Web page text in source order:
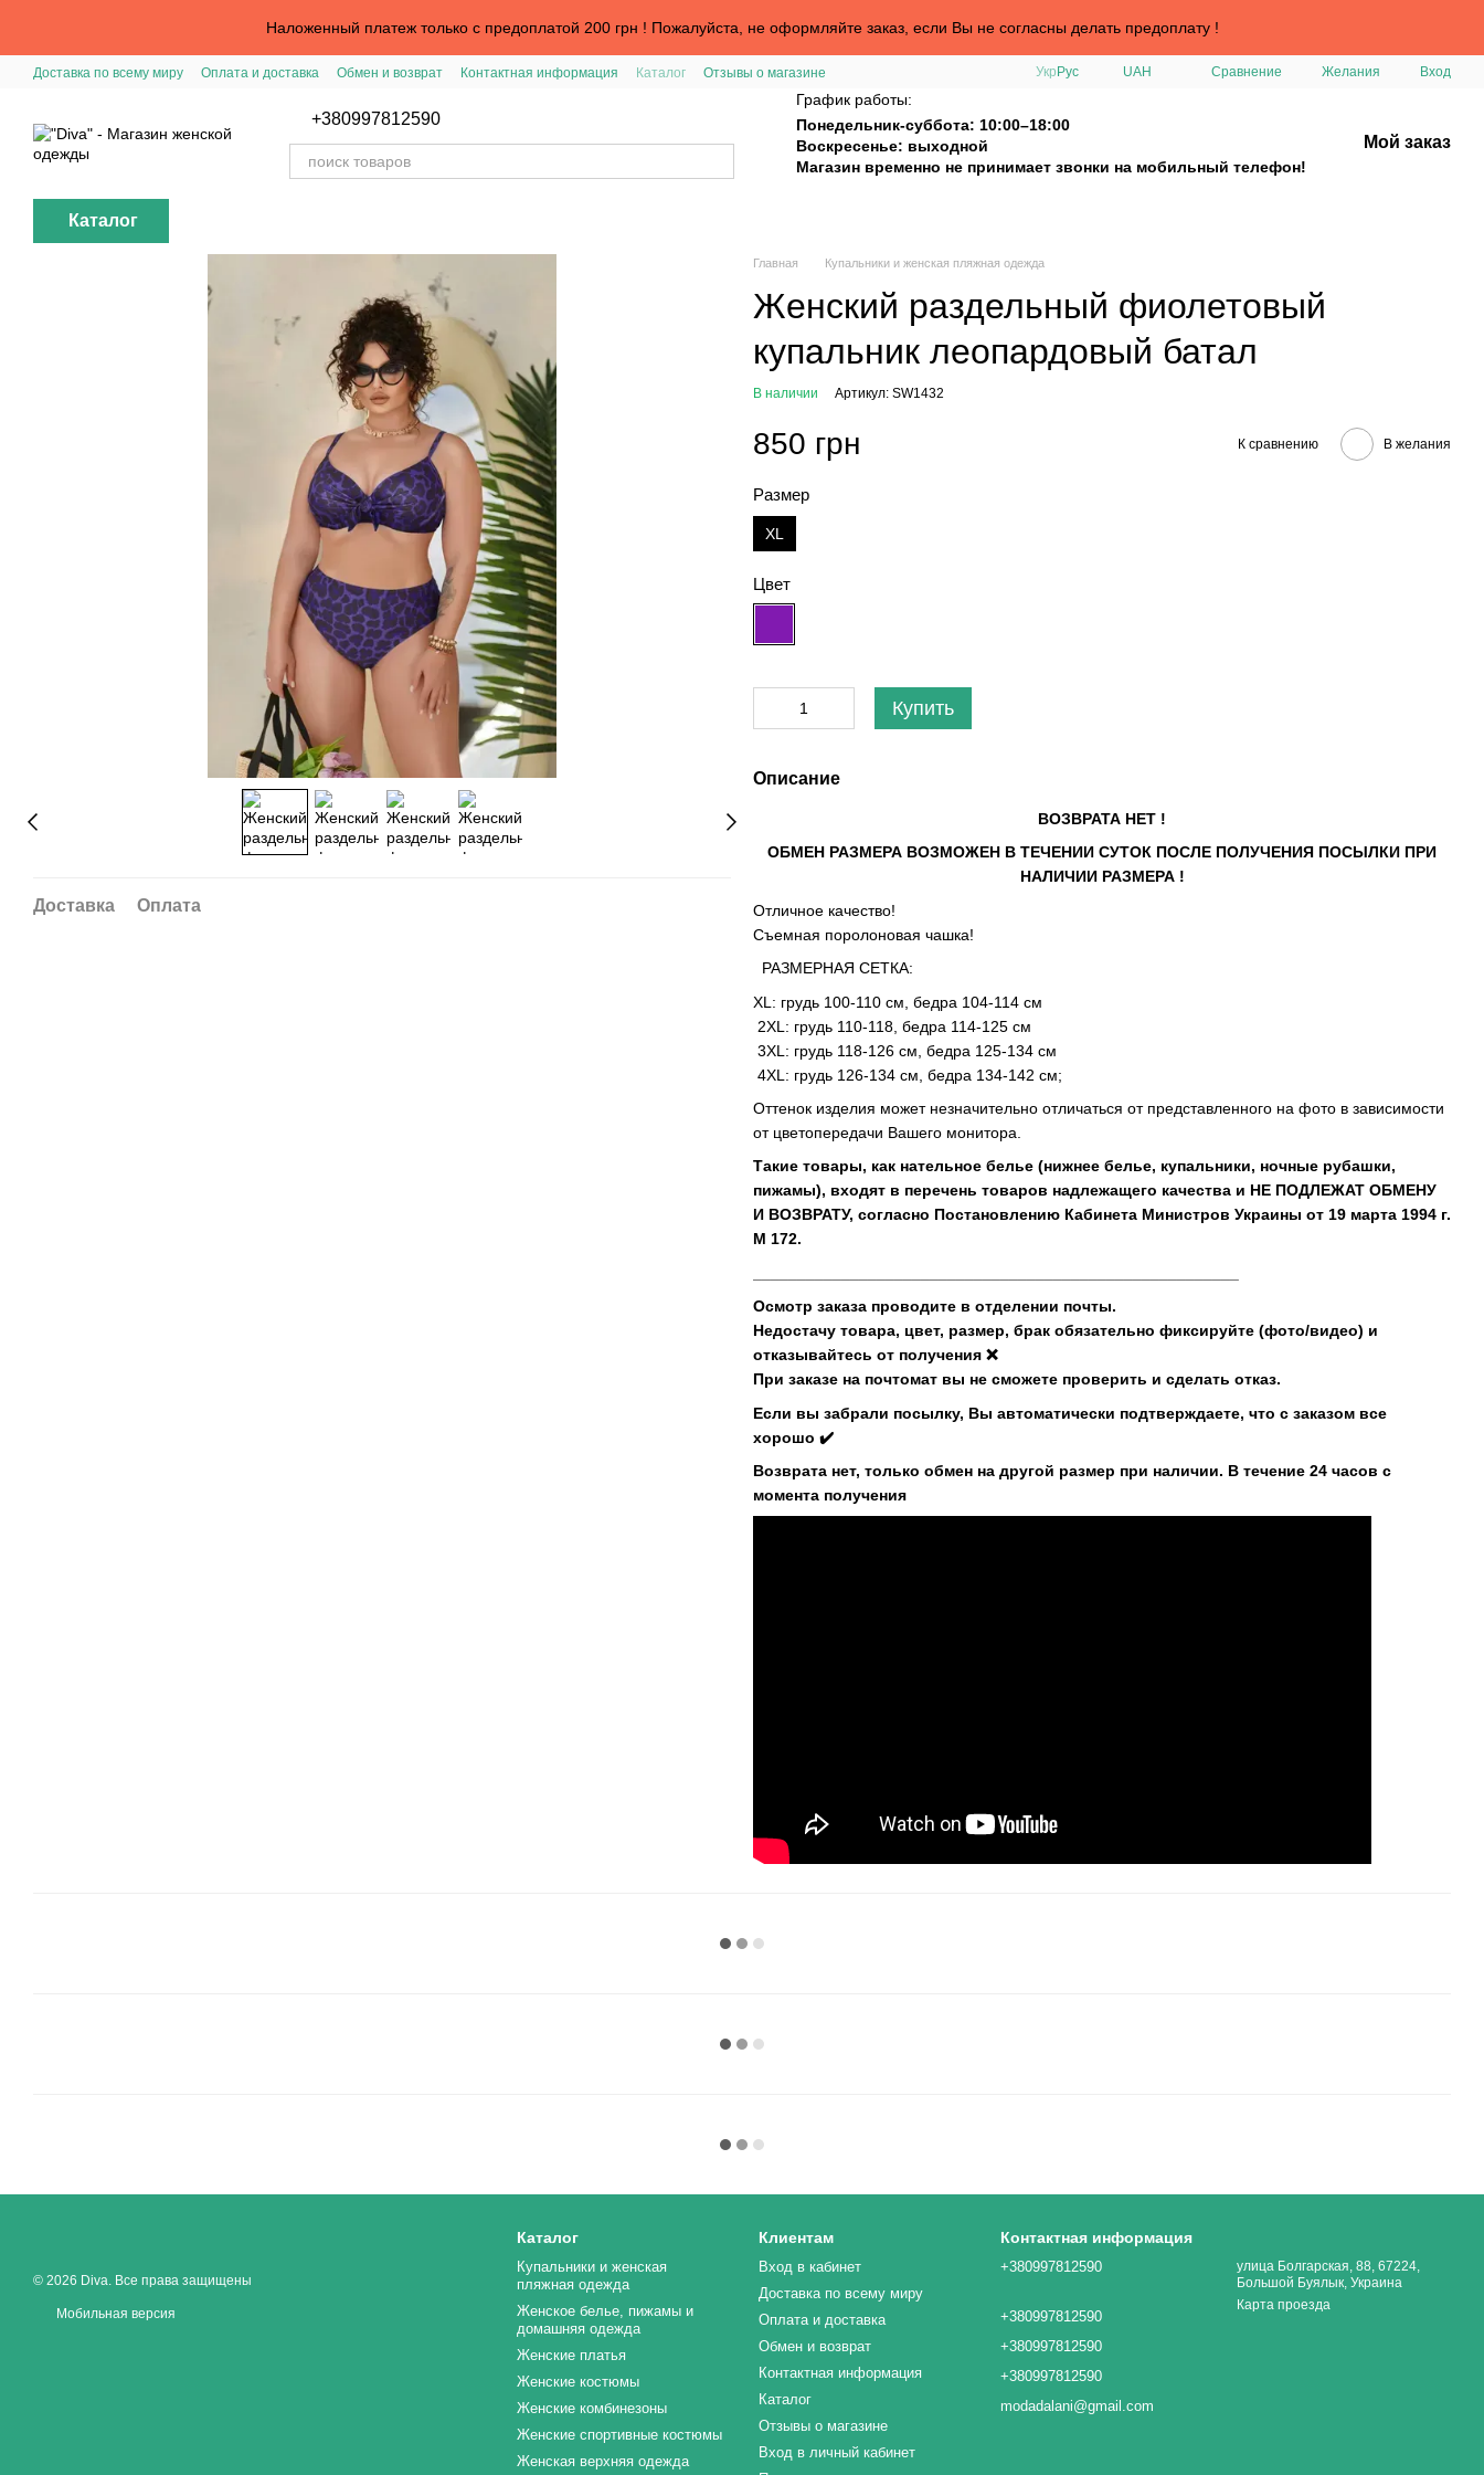
Наложенный платеж только с предоплатой 200 грн ! Пожалуйста, не оформляйте заказ, если Вы не согласны делать предоплату !
Доставка по всему миру Оплата и доставка Обмен и возврат Контактная информация Каталог
Отзывы о магазине
Укр Рус UAH Сравнение Желания Вход
+380997812590
График работы:
Понедельник-суббота: 10:00–18:00
Воскресенье: выходной
Магазин временно не принимает звонки на мобильный телефон!
Мой заказ
Каталог
Доставка Оплата
Главная Купальники и женская пляжная одежда
Женский раздельный фиолетовый
купальник леопардовый батал
В наличии Артикул: SW1432
850 грн К сравнению В желания
Размер
XL
Цвет
Купить
Описание
ВОЗВРАТА НЕТ !
ОБМЕН РАЗМЕРА ВОЗМОЖЕН В ТЕЧЕНИИ СУТОК ПОСЛЕ ПОЛУЧЕНИЯ ПОСЫЛКИ ПРИ
НАЛИЧИИ РАЗМЕРА !
Отличное качество!
Съемная поролоновая чашка!
РАЗМЕРНАЯ СЕТКА:
XL: грудь 100-110 см, бедра 104-114 см
2XL: грудь 110-118, бедра 114-125 см
3XL: грудь 118-126 см, бедра 125-134 см
4XL: грудь 126-134 см, бедра 134-142 см;
Оттенок изделия может незначительно отличаться от представленного на фото в зависимости
от цветопередачи Вашего монитора.
Такие товары, как нательное белье (нижнее белье, купальники, ночные рубашки,
пижамы), входят в перечень товаров надлежащего качества и НЕ ПОДЛЕЖАТ ОБМЕНУ
И ВОЗВРАТУ, согласно Постановлению Кабинета Министров Украины от 19 марта 1994 г.
М 172.
Осмотр заказа проводите в отделении почты.
Недостачу товара, цвет, размер, брак обязательно фиксируйте (фото/видео) и
отказывайтесь от получения ❌
При заказе на почтомат вы не сможете проверить и сделать отказ.
Если вы забрали посылку, Вы автоматически подтверждаете, что с заказом все
хорошо ✔️
Возврата нет, только обмен на другой размер при наличии. В течение 24 часов с
момента получения
© 2026 Diva. Все права защищены
Мобильная версия
Каталог
Купальники и женская
пляжная одежда
Женское белье, пижамы и
домашняя одежда
Женские платья
Женские костюмы
Женские комбинезоны
Женские спортивные костюмы
Женская верхняя одежда
Клиентам
Вход в кабинет
Доставка по всему миру
Оплата и доставка
Обмен и возврат
Контактная информация
Каталог
Отзывы о магазине
Вход в личный кабинет
Контактная информация
+380997812590
+380997812590
+380997812590
+380997812590
modadalani@gmail.com
улица Болгарская, 88, 67224,
Большой Буялык, Украина
Карта проезда